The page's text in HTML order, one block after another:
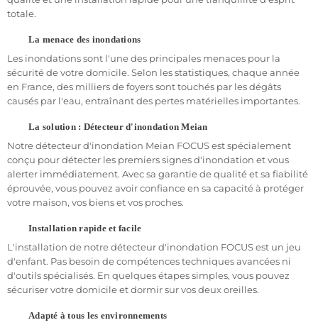
idéalpour uneprotection efficacecontre les dégâts d'eau. De
plus, sa
supplémentaire.
Protégez votre foyer ou votre entreprise avec le détecteur
d'inondation Meian. Ses fonctionnalités avancées garantissent
une détection précoce des inondations, vous permettant d'agir
rapidement pour minimiser les dommages.
Investissez dans votresécuritédès aujourd'hui avec le détecteur
d'inondation FOCUS etprotégezce qui compte le plus pour vous.
Installation : Guide d'installation détecteur d'inondation Meian
Apprenez commentinstaller facilementle détecteur
d'inondation FOCUS pour uneprotection
nécessite que quelques étapes. Tout d'abord, repérez l'endroit
optimal pour placer le détecteur, généralement près des zones à
risque telles que les sous-sols ou les salles de bains.
Enfin, connectez-le à votre réseau Wi-Fi et configurez-le via
totale.
La menace des inondations
Les inondations sont l'une des principales menaces pour la
sécurité de votre domicile. Selon les statistiques, chaque année
en France, des milliers de foyers sont touchés par les dégâts
causés par l'eau, entraînant des pertes matérielles importantes.
La solution : Détecteur d'inondation Meian
Notre détecteur d'inondation Meian FOCUS est spécialement
conçu pour détecter les premiers signes d'inondation et vous
alerter immédiatement. Avec sa garantie de qualité et sa fiabilité
éprouvée, vous pouvez avoir confiance en sa capacité à protéger
votre maison, vos biens et vos proches.
Installation rapide et facile
L'installation de notre détecteur d'inondation FOCUS est un jeu
d'enfant. Pas besoin de compétences techniques avancées ni
d'outils spécialisés. En quelques étapes simples, vous pouvez
sécuriser votre domicile et dormir sur vos deux oreilles.
Adapté à tous les environnements